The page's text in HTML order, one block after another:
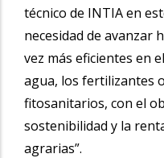
técnico de INTIA en
necesidad de avanzar
vez más eficientes en
agua, los fertilizantes
fitosanitarios, con el
sostenibilidad y la
agrarias”.